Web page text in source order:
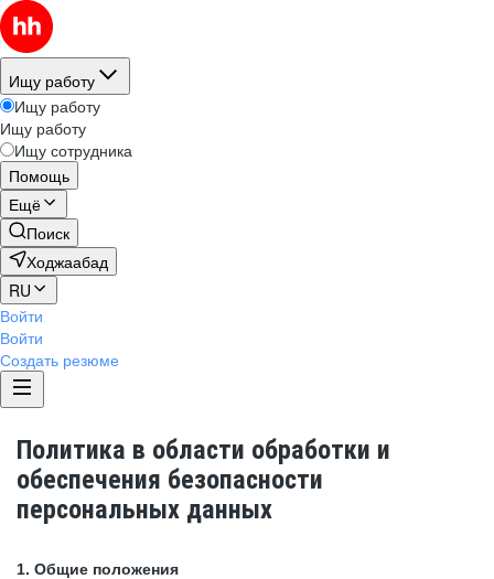
Ищу работу
Ищу работу
Ищу работу
Ищу сотрудника
Помощь
Ещё
Поиск
Ходжаабад
RU
Войти
Войти
Создать резюме
Политика в области обработки и
обеспечения безопасности
персональных данных
1. Общие положения